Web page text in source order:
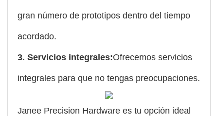
gran número de prototipos dentro del tiempo
acordado.
3. Servicios integrales:Ofrecemos servicios
integrales para que no tengas preocupaciones.
Janee Precision Hardware es tu opción ideal